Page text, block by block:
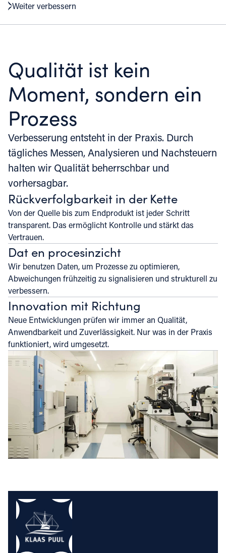
innerhalb der Kette.
Weiter verbessern
Qualität ist kein
Moment, sondern ein
Prozess
Verbesserung entsteht in der Praxis. Durch
tägliches Messen, Analysieren und Nachsteuern
halten wir Qualität beherrschbar und
vorhersagbar.
Rückverfolgbarkeit in der Kette
Von der Quelle bis zum Endprodukt ist jeder Schritt
transparent. Das ermöglicht Kontrolle und stärkt das
Vertrauen.
Dat en procesinzicht
Wir benutzen Daten, um Prozesse zu optimieren,
Abweichungen frühzeitig zu signalisieren und strukturell zu
verbessern.
Innovation mit Richtung
Neue Entwicklungen prüfen wir immer an Qualität,
Anwendbarkeit und Zuverlässigkeit. Nur was in der Praxis
funktioniert, wird umgesetzt.